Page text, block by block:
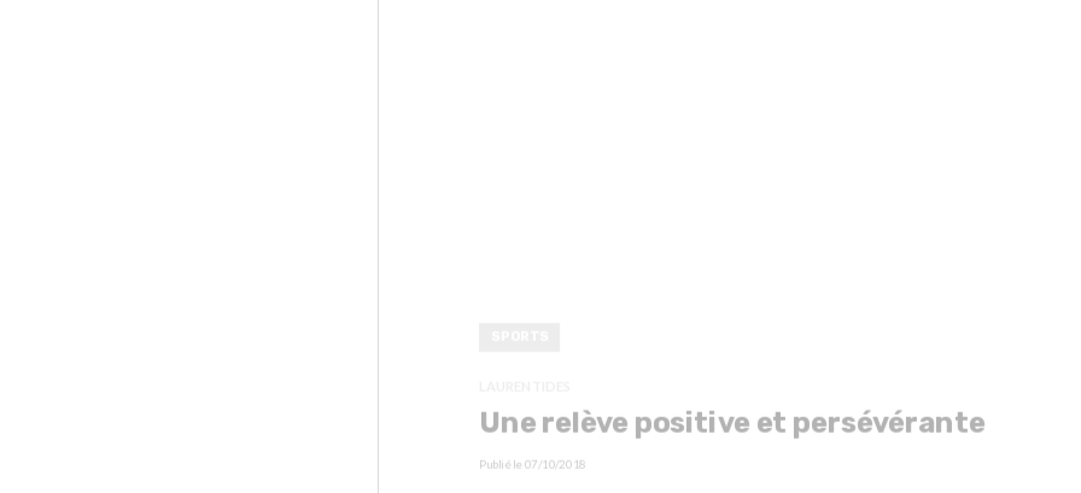
Une relève positive et persévérante
Publié le 07/10/2018